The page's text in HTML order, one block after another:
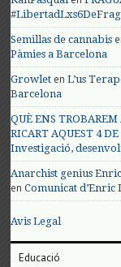
Semillas de cannabis
Pàmies a Barcelona
Growlet enL’us
Barcelona
QUÈ ENS
RICART AQUEST 4
Investigació,
Anarchist genius
enComunicat d’Enric
Avis Legal
Educació